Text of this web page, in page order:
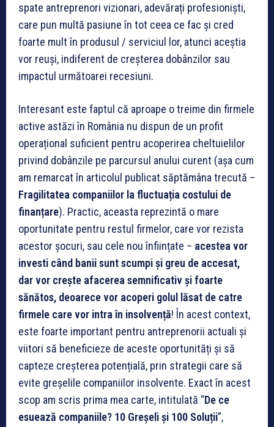
spate antreprenori vizionari, adevărați profesioniști,
care pun multă pasiune în tot ceea ce fac și cred
foarte mult în produsul / serviciul lor, atunci aceștia
vor reuși, indiferent de creșterea dobânzilor sau
impactul următoarei recesiuni.
Interesant este faptul că aproape o treime din firmele
active astăzi în România nu dispun de un profit
operațional suficient pentru acoperirea cheltuielilor
privind dobânzile pe parcursul anului curent (așa cum
am remarcat în articolul publicat săptămâna trecută –
Fragilitatea companiilor la fluctuația costului de
finanțare). Practic, aceasta reprezintă o mare
oportunitate pentru restul firmelor, care vor rezista
acestor șocuri, sau cele nou înființate – acestea vor
investi când banii sunt scumpi și greu de accesat,
dar vor crește afacerea semnificativ și foarte
sănătos, deoarece vor acoperi golul lăsat de catre
firmele care vor intra în insolvență! În acest context,
este foarte important pentru antreprenorii actuali și
viitori să beneficieze de aceste oportunități și să
capteze creșterea potențială, prin strategii care să
evite greșelile companiilor insolvente. Exact în acest
scop am scris prima mea carte, intitulată “De ce
esuează companiile? 10 Greșeli și 100 Soluții”,